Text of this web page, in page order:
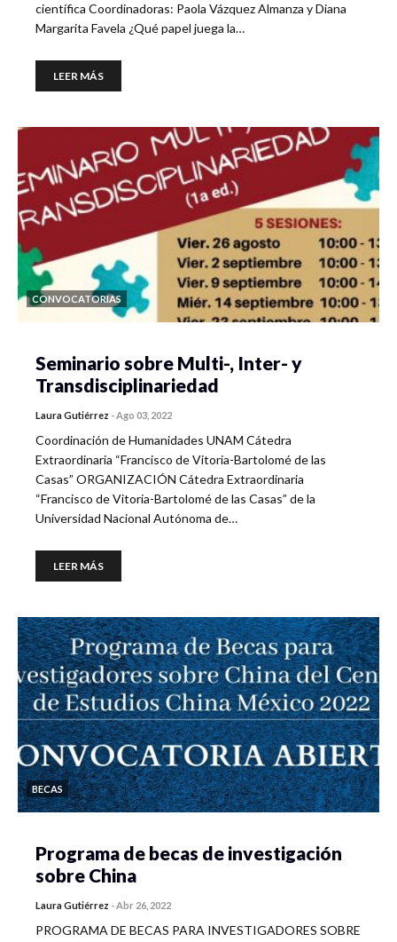
científica Coordinadoras: Paola Vázquez Almanza y Diana
Margarita Favela ¿Qué papel juega la…
LEER MÁS
CONVOCATORIAS
Seminario sobre Multi-, Inter- y
Transdisciplinariedad
Laura Gutiérrez -Ago 03, 2022
Coordinación de Humanidades UNAM Cátedra
Extraordinaria “Francisco de Vitoria-Bartolomé de las
Casas” ORGANIZACIÓN Cátedra Extraordinaria
“Francisco de Vitoria-Bartolomé de las Casas” de la
Universidad Nacional Autónoma de…
LEER MÁS
BECAS
Programa de becas de investigación
sobre China
Laura Gutiérrez -Abr 26, 2022
PROGRAMA DE BECAS PARA INVESTIGADORES SOBRE